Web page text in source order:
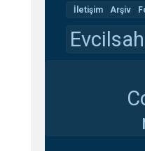
İletişim Arşiv